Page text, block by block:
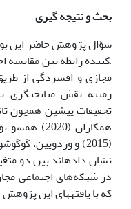
بحث و نتیجه گیری
کننده رابطه بین مقایسه
مجازی و افسردگی از
زمینه نقش میانجی­گری
همکاران (2020) همسو بود. همچنین تحقیقات لیم و یانگ
(2015) و وردویین، گوگوشویلی، ماسار، تاحت و کراس
نشان داده­اند بین دو
در شبکه‌های اجتماعی
که با یافته­های این